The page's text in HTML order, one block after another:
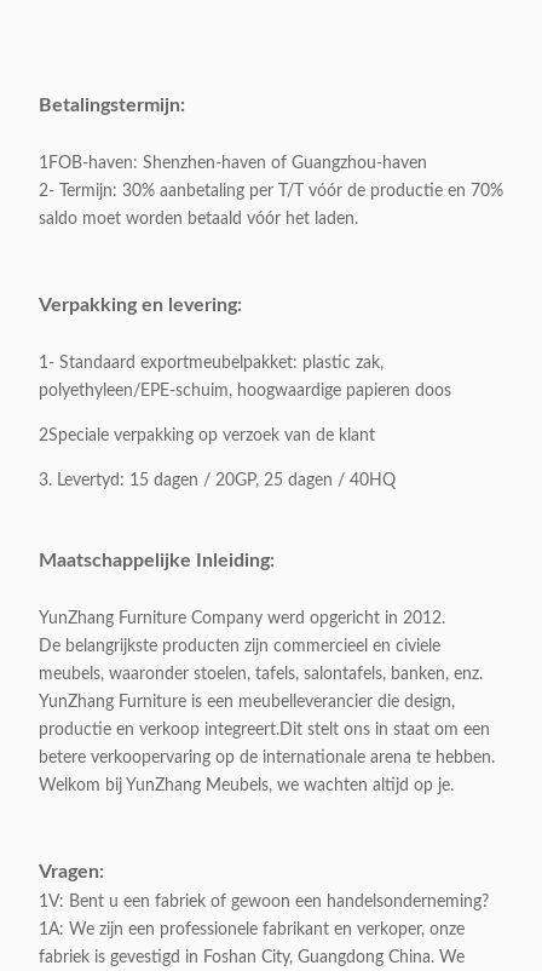
Betalingstermijn:
1FOB-haven: Shenzhen-haven of Guangzhou-haven
2- Termijn: 30% aanbetaling per T/T vóór de productie en 70%
saldo moet worden betaald vóór het laden.
Verpakking en levering:
1- Standaard exportmeubelpakket: plastic zak,
polyethyleen/EPE-schuim, hoogwaardige papieren doos
2Speciale verpakking op verzoek van de klant
3. Levertyd: 15 dagen / 20GP, 25 dagen / 40HQ
Maatschappelijke Inleiding:
YunZhang Furniture Company werd opgericht in 2012.
De belangrijkste producten zijn commercieel en civiele
meubels, waaronder stoelen, tafels, salontafels, banken, enz.
YunZhang Furniture is een meubelleverancier die design,
productie en verkoop integreert.Dit stelt ons in staat om een
betere verkoopervaring op de internationale arena te hebben.
Welkom bij YunZhang Meubels, we wachten altijd op je.
Vragen:
1V: Bent u een fabriek of gewoon een handelsonderneming?
1A: We zijn een professionele fabrikant en verkoper, onze
fabriek is gevestigd in Foshan City, Guangdong China. We